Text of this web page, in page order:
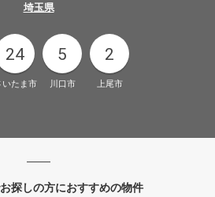
埼玉県
24
いたま市
5
川口市
2
上尾市
探しの方におすすめの物件